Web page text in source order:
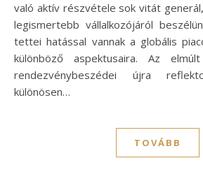
való aktív részvétele sok vitát
legismertebb vállalkozójáról
tettei hatással vannak a globális
különböző aspektusaira. Az
rendezvénybeszédei újra
különösen…
TOVÁBB